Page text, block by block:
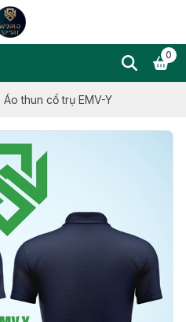
0
Áo thun cổ trụ EMV-Y